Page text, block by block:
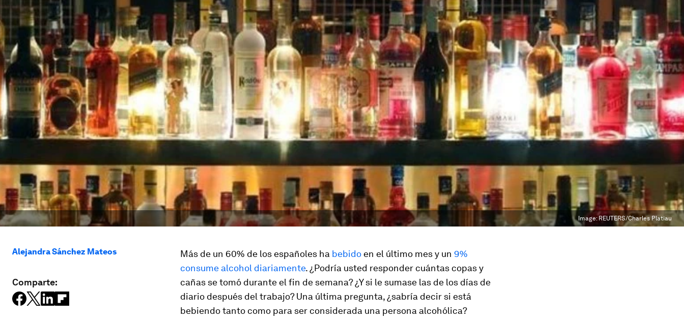
Image:REUTERS/Charles Platiau
Alejandra Sánchez Mateos
Comparte:
Más de un 60% de los españoles ha bebido en el último mes y un 9%
consume alcohol diariamente. ¿Podría usted responder cuántas copas y
cañas se tomó durante el fin de semana? ¿Y si le sumase las de los días de
diario después del trabajo? Una última pregunta, ¿sabría decir si está
bebiendo tanto como para ser considerada una persona alcohólica?